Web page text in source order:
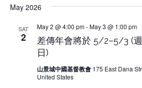
May 2026
SAT
2
差傳年會將於 5/2–5/3 (
日)
May 2 @ 4:00 pm-May 3 @ 1:00 pm
山景城中國基督教會 175 East Dana
United States